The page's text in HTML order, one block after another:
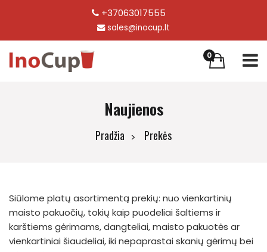
+37063017555
sales@inocup.lt
0
Naujienos
Pradžia Prekės
Siūlome platų asortimentą prekių: nuo vienkartinių
maisto pakuočių, tokių kaip puodeliai šaltiems ir
karštiems gėrimams, dangteliai, maisto pakuotės ar
vienkartiniai šiaudeliai, iki nepaprastai skanių gėrimų bei